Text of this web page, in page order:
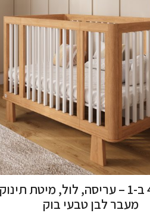
מיטת מולטי 4 ב-1 – עריסה, לול, מיטת
מעבר לבן טבעי בוק